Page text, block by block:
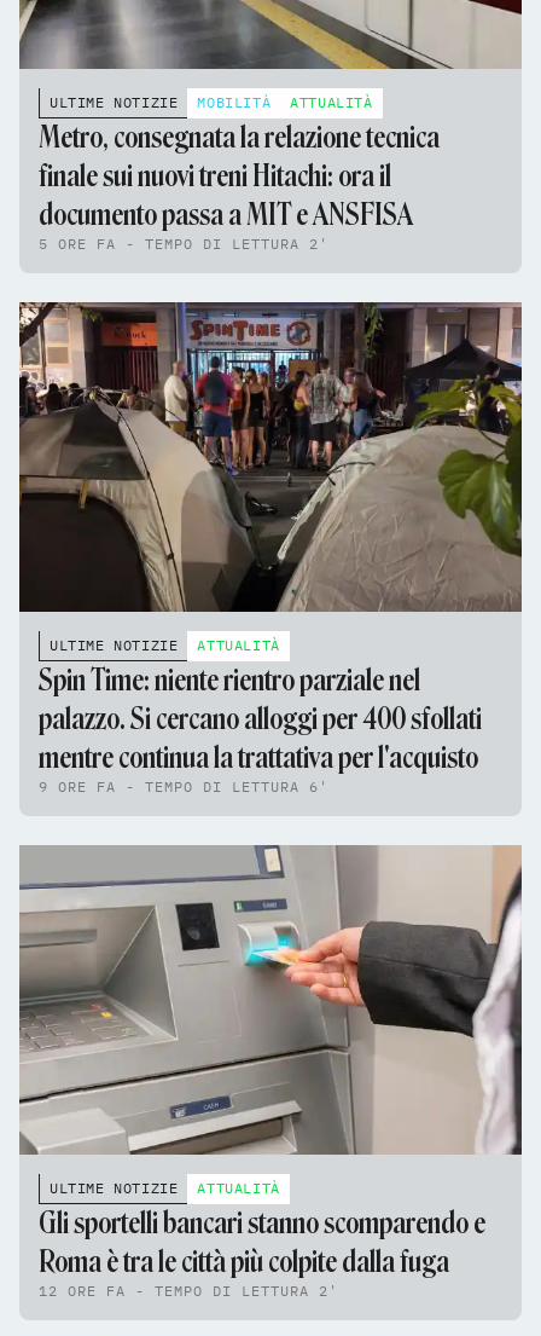
ULTIME NOTIZIE MOBILITÀ ATTUALITÀ
Metro, consegnata la relazione tecnica
finale sui nuovi treni Hitachi: ora il
documento passa a MIT e ANSFISA
5 ORE FA - TEMPO DI LETTURA 2'
ULTIME NOTIZIE ATTUALITÀ
Spin Time: niente rientro parziale nel
palazzo. Si cercano alloggi per 400 sfollati
mentre continua la trattativa per l'acquisto
9 ORE FA - TEMPO DI LETTURA 6'
ULTIME NOTIZIE ATTUALITÀ
Gli sportelli bancari stanno scomparendo e
Roma è tra le città più colpite dalla fuga
12 ORE FA - TEMPO DI LETTURA 2'